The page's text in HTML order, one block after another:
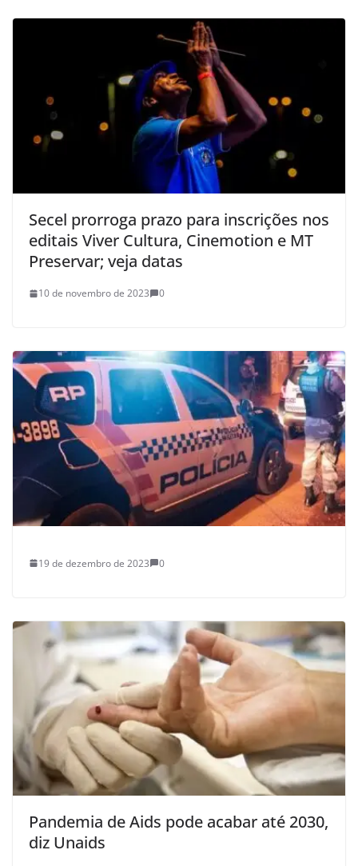
Secel prorroga prazo para inscrições nos
editais Viver Cultura, Cinemotion e MT
Preservar; veja datas
10 de novembro de 2023 0
19 de dezembro de 2023 0
Pandemia de Aids pode acabar até 2030,
diz Unaids